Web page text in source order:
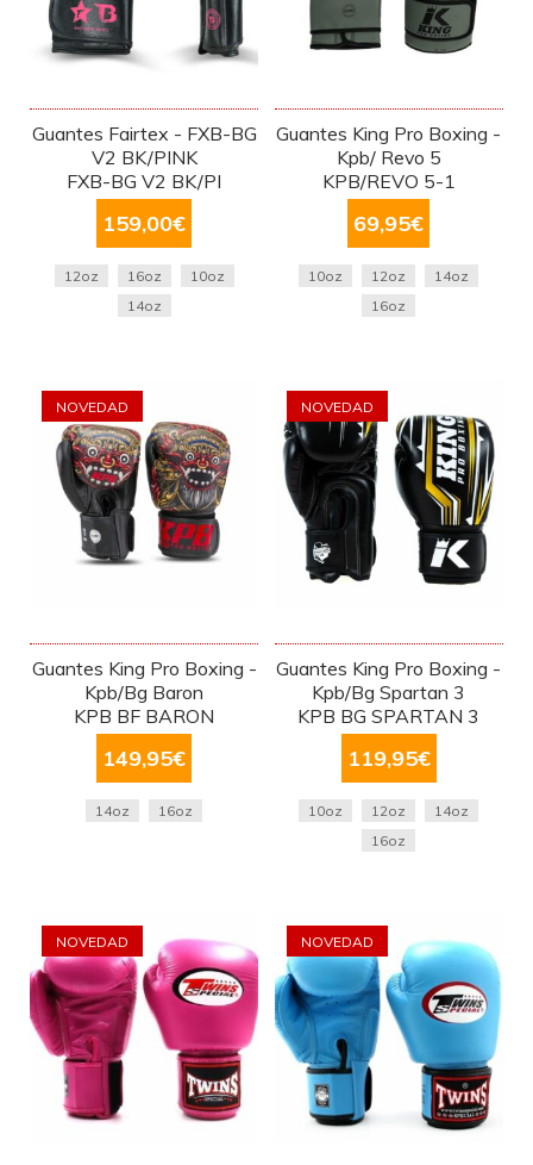
Guantes Fairtex - FXB-BG
V2 BK/PINK
FXB-BG V2 BK/PI
159,00€
12oz 16oz
10oz
14oz
Guantes King Pro Boxing -
Kpb/ Revo 5
KPB/REVO 5-1
69,95€
10oz 12oz
14oz
16oz
NOVEDAD
Guantes King Pro Boxing -
Kpb/Bg Baron
KPB BF BARON
149,95€
14oz 16oz
NOVEDAD
Guantes King Pro Boxing -
Kpb/Bg Spartan 3
KPB BG SPARTAN 3
119,95€
10oz 12oz
14oz
16oz
NOVEDAD NOVEDAD